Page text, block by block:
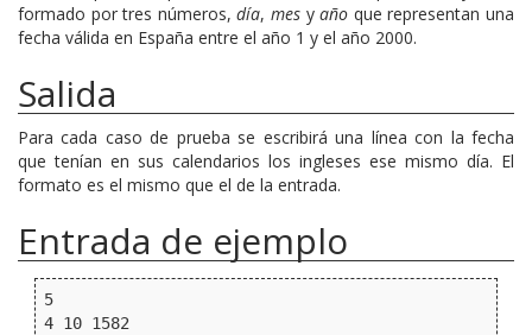
formado por tres números,día,mes yaño que representan una
fecha válida en España entre el año 1 y el año 2000.
Salida
Para cada caso de prueba se escribirá una línea con la fecha
que tenían en sus calendarios los ingleses ese mismo día. El
formato es el mismo que el de la entrada.
Entrada de ejemplo
5
4 10 1582